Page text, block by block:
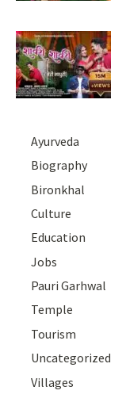
Ayurveda
Biography
Bironkhal
Culture
Education
Jobs
Pauri Garhwal
Temple
Tourism
Uncategorized
Villages